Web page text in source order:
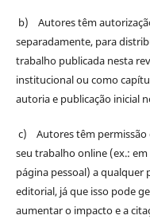
b) Autores têm
separadamente, para
trabalho publicada nesta
institucional ou como
autoria e publicação inicial
c) Autores têm permissão
seu trabalho online (ex.:
página pessoal) a
editorial, já que isso pode
aumentar o impacto e a